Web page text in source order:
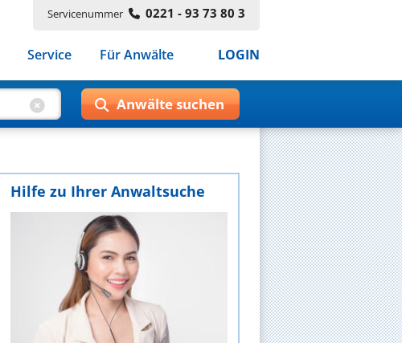
Servicenummer 0221 - 93 73 80 3
Service Für Anwälte LOGIN
Hilfe zu Ihrer Anwaltsuche